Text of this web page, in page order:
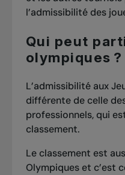
l’admissibilité des
Qui peut
olympiques ?
L’admissibilité aux
différente de celle
professionnels, qui
classement.
Le classement est
Olympiques et c’est